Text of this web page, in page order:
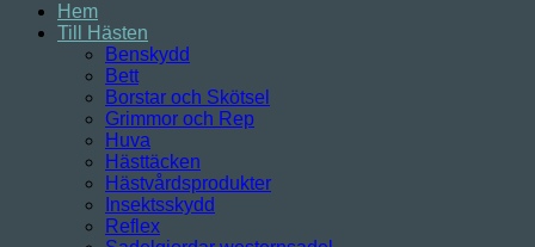
Hem
Till Hästen
Benskydd
Bett
Borstar och Skötsel
Grimmor och Rep
Huva
Hästtäcken
Hästvårdsprodukter
Insektsskydd
Reflex